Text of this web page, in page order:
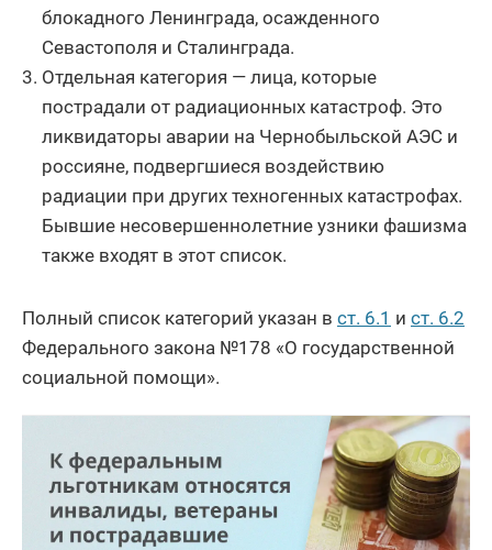
блокадного Ленинграда, осажденного
Севастополя и Сталинграда.
Отдельная категория — лица, которые
пострадали от радиационных катастроф. Это
ликвидаторы аварии на Чернобыльской АЭС и
россияне, подвергшиеся воздействию
радиации при других техногенных катастрофах.
Бывшие несовершеннолетние узники фашизма
также входят в этот список.
Полный список категорий указан в ст. 6.1 и ст. 6.2
Федерального закона №178 «О государственной
социальной помощи».